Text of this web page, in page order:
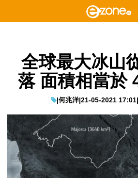
全球最大冰山
落 面積相當於
|何兆洋|21-05-2021 17:01|